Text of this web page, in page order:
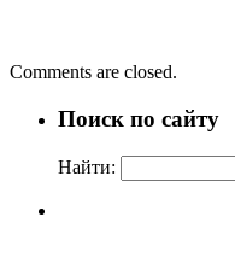
Comments are closed.
Поиск по сайту
Найти: